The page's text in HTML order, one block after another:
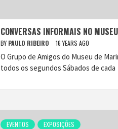
CONVERSAS INFORMAIS NO
BY PAULO RIBEIRO 16 YEARS AGO
O Grupo de Amigos do Museu de
todos os segundos Sábados de cada
EVENTOS EXPOSIÇÕES